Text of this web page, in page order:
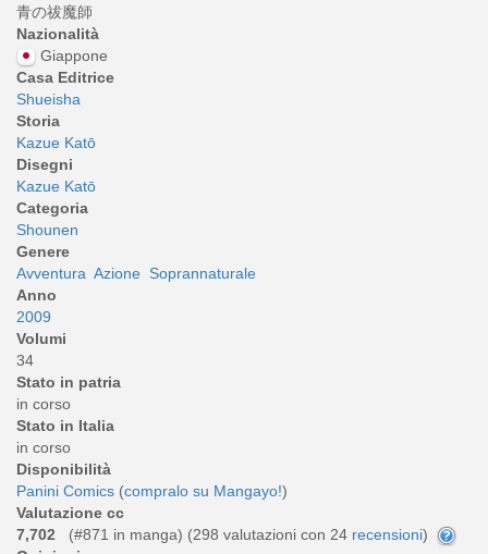
青の祓魔師
Nazionalità
Giappone
Casa Editrice
Shueisha
Storia
Kazue Katō
Disegni
Kazue Katō
Categoria
Shounen
Genere
Avventura Azione Soprannaturale
Anno
2009
Volumi
34
Stato in patria
in corso
Stato in Italia
in corso
Disponibilità
Panini Comics (compralo su Mangayo!)
Valutazione cc
7,702
(#871 in manga) (298 valutazioni con 24 recensioni)